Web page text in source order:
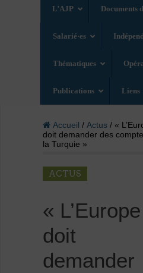
L’AJP Documents
Salarié·es
Thématiques
Publications Liens
Accueil / Actus/ «
doit demander des
la Turquie »
ACTUS
« L’Europe
doit
demander